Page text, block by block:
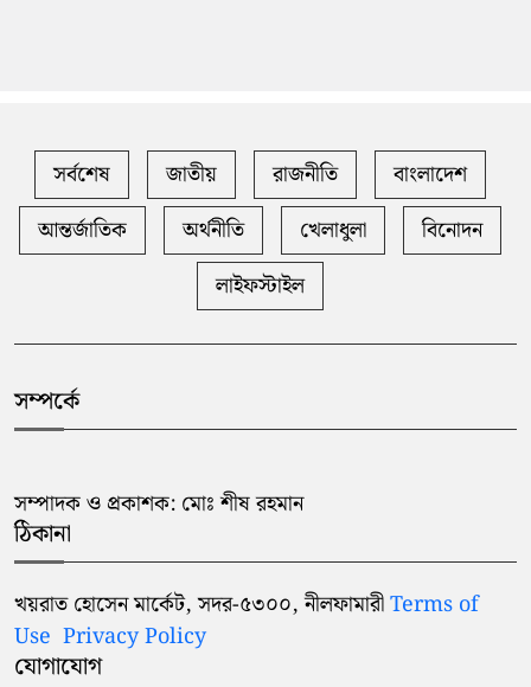
সর্বশেষ জাতীয় রাজনীতি
বাংলাদেশ
আন্তর্জাতিক
অর্থনীতি খেলাধুলা
বিনোদন
লাইফস্টাইল
সম্পর্কে
সম্পাদক ও প্রকাশক: মোঃ শীষ রহমান
ঠিকানা
খয়রাত হোসেন মার্কেট, সদর-৫৩০০, নীলফামারীTerms of
Use Privacy Policy
যোগাযোগ